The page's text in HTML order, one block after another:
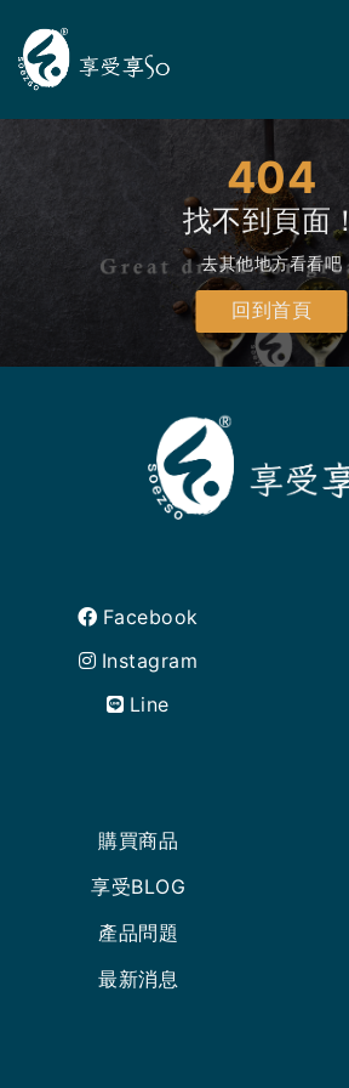
404
找不到頁面！
去其他地方看看吧
回到首頁
Facebook
Instagram
Line
購買商品
享受BLOG
產品問題
最新消息